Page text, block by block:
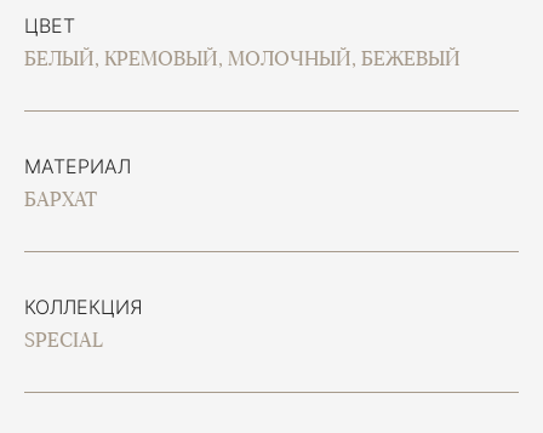
ЦВЕТ
БЕЛЫЙ, КРЕМОВЫЙ, МОЛОЧНЫЙ, БЕЖЕВЫЙ
МАТЕРИАЛ
БАРХАТ
КОЛЛЕКЦИЯ
SPECIAL